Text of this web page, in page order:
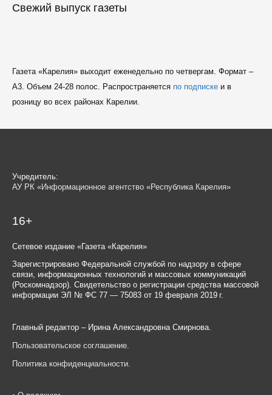
Свежий выпуск газеты
Газета «Карелия» выходит еженедельно по четвергам. Формат –
A3. Объем 24-28 полос. Распространяется по подпискеи в
розницу во всех районах Карелии.
Учредитель:
АУ РК «Информационное агентство «Республика Карелия»
16+
Сетевое издание «Газета «Карелия»
Зарегистрировано Федеральной службой по надзору в сфере
связи, информационных технологий и массовых коммуникаций
(Роскомнадзор). Свидетельство о регистрации средства массовой
информации ЭЛ № ФС 77 — 75083 от 19 февраля 2019 г.
Главный редактор – Ирина Александровна Смирнова.
Пользовательское соглашение
Политика конфиденциальности